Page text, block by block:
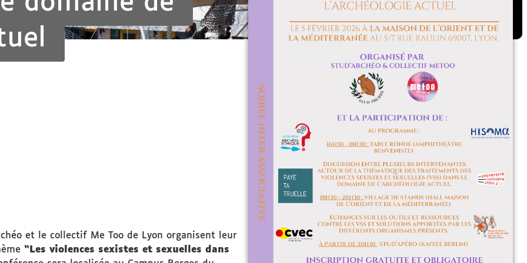
et le collectif Me Too de Lyon organisent leur
“Les violences sexistes et sexuelles dans